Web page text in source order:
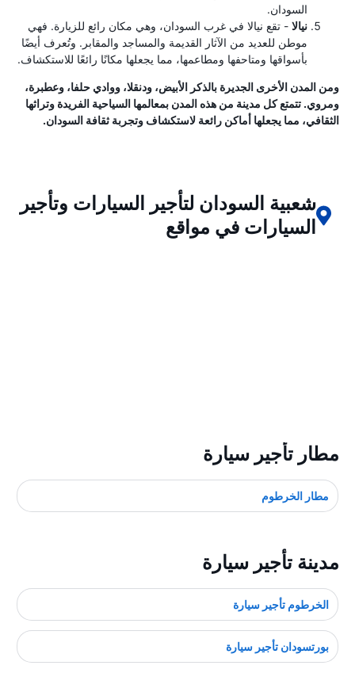
السودان.
نيالا - تقع نيالا في غرب السودان، وهي مكان رائع للزيارة. فهي
موطن للعديد من الآثار القديمة والمساجد والمقابر. وتُعرف أيضًا
بأسواقها ومتاحفها ومطاعمها، مما يجعلها مكانًا رائعًا للاستكشاف.
ومن المدن الأخرى الجديرة بالذكر الأبيض، ودنقلا، ووادي حلفا، وعطبرة،
ومروي. تتمتع كل مدينة من هذه المدن بمعالمها السياحية الفريدة وتراثها
الثقافي، مما يجعلها أماكن رائعة لاستكشاف وتجربة ثقافة السودان.
شعبية السودان لتأجير السيارات وتأجير
السيارات في مواقع
مطار تأجير سيارة
مطار الخرطوم
مدينة تأجير سيارة
الخرطوم تأجير سيارة
بورتسودان تأجير سيارة